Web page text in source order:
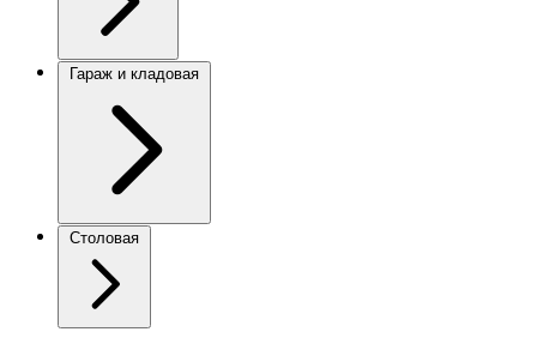
Гараж и кладовая
Столовая